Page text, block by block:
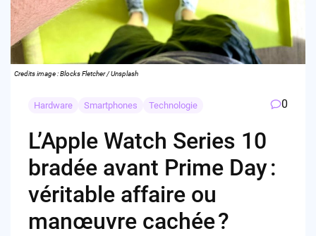
Credits image : Blocks Fletcher / Unsplash
Hardware Smartphones Technologie 0
L’Apple Watch Series 10
bradée avant Prime Day :
véritable affaire ou
manœuvre cachée ?